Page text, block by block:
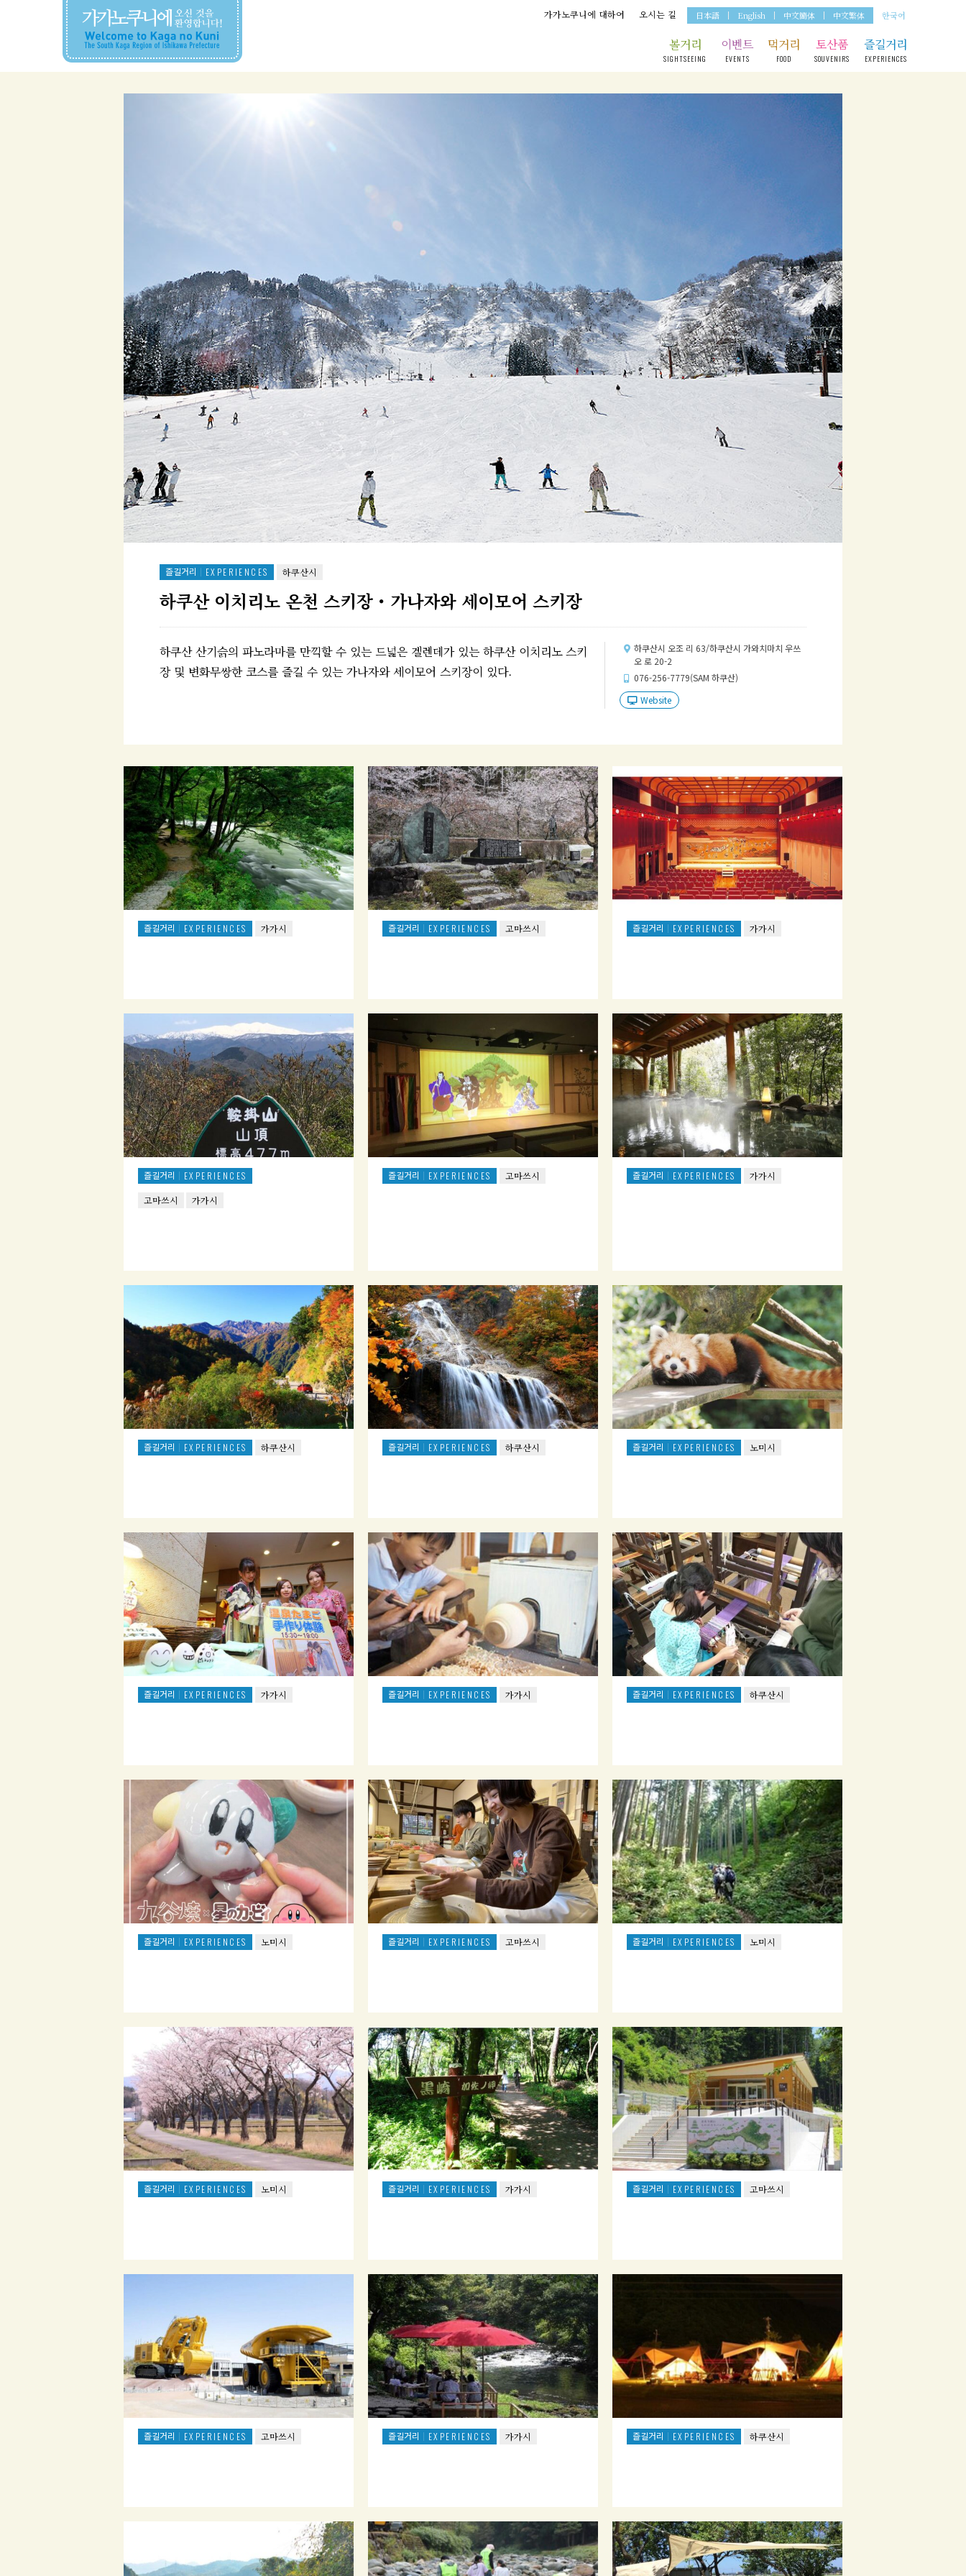
가가노쿠니에 대하여 오시는 길 日本語 English 中文簡体 中文繁体 한국어
볼거리
SIGHTSEEING
이벤트
EVENTS
먹거리
FOOD
토산품
SOUVENIRS
즐길거리
EXPERIENCES
즐길거리 EXPERIENCES 하쿠산시
하쿠산 이치리노 온천 스키장・가나자와 세이모어 스키장
하쿠산 산기슭의 파노라마를 만끽할 수 있는 드넓은 겔렌데가 있는 하쿠산 이치리노 스키
장 및 변화무쌍한 코스를 즐길 수 있는 가나자와 세이모어 스키장이 있다.
하쿠산시 오조 리 63/하쿠산시 가와치마치 우쓰
오 로 20-2
076-256-7779(SAM 하쿠산)
Website
즐길거리 EXPERIENCES 가가시 즐길거리 EXPERIENCES 고마쓰시 즐길거리 EXPERIENCES 가가시
즐길거리
EXPERIENCES
고마쓰시
가가시
즐길거리 EXPERIENCES 고마쓰시 즐길거리 EXPERIENCES 가가시
즐길거리 EXPERIENCES 하쿠산시 즐길거리 EXPERIENCES 하쿠산시 즐길거리 EXPERIENCES 노미시
즐길거리 EXPERIENCES 가가시 즐길거리 EXPERIENCES 가가시 즐길거리 EXPERIENCES 하쿠산시
즐길거리 EXPERIENCES 노미시 즐길거리 EXPERIENCES 고마쓰시 즐길거리 EXPERIENCES 노미시
즐길거리 EXPERIENCES 노미시 즐길거리 EXPERIENCES 가가시 즐길거리 EXPERIENCES 고마쓰시
즐길거리 EXPERIENCES 고마쓰시 즐길거리 EXPERIENCES 가가시 즐길거리 EXPERIENCES 하쿠산시